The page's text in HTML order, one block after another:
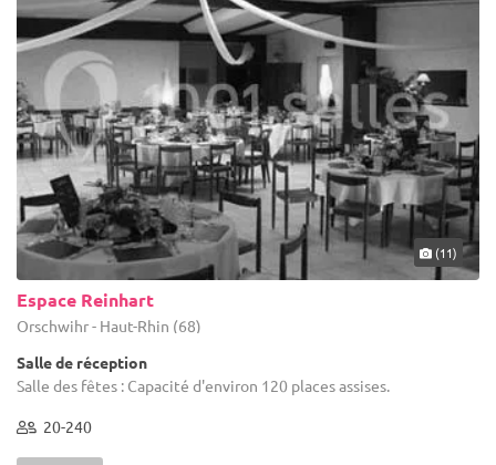
(11)
Espace Reinhart
Orschwihr - Haut-Rhin (68)
Salle de réception
Salle des fêtes : Capacité d'environ 120 places assises.
20-240